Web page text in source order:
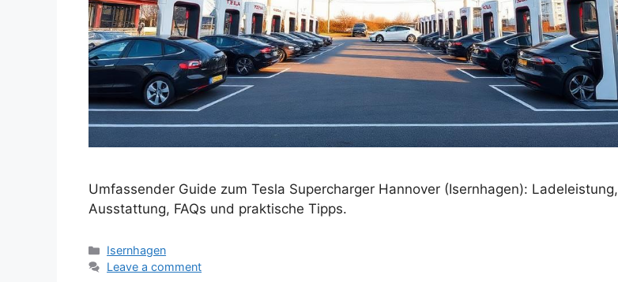
Umfassender Guide zum Tesla Supercharger Hannover (Isernhagen): Ladeleistung,
Ausstattung, FAQs und praktische Tipps.
Categories
Isernhagen
Leave a comment